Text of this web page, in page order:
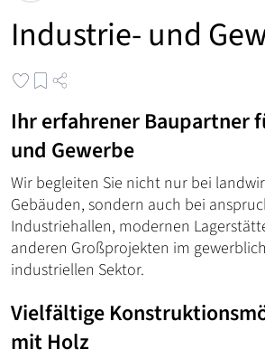
Industrie- und
Ihr erfahrener Baupartner
und Gewerbe
Wir begleiten Sie nicht nur bei
Gebäuden, sondern auch bei
Industriehallen, modernen
anderen Großprojekten im
industriellen Sektor.
Vielfältige
mit Holz